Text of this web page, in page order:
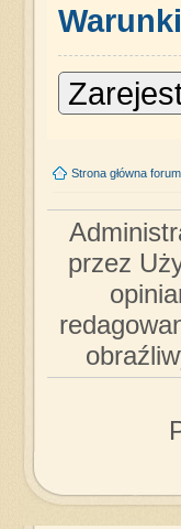
Strona główna forum
przez